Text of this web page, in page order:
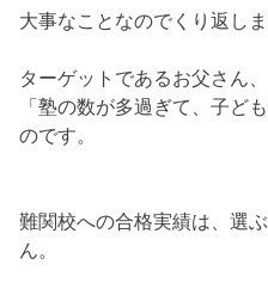
大事なことなのでくり返しま
ターゲットであるお父さん
「塾の数が多過ぎて、子ど
のです。
難関校への合格実績は、選
ん。